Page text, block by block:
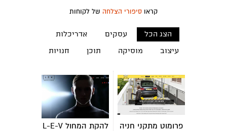
קראו סיפורי הצלחה של לקוחות
הצג הכל עסקים
אדריכלות
עיצוב
מוסיקה תוכן חנויות
פרומוט מתקני חניה
להקת המחול L-E-V